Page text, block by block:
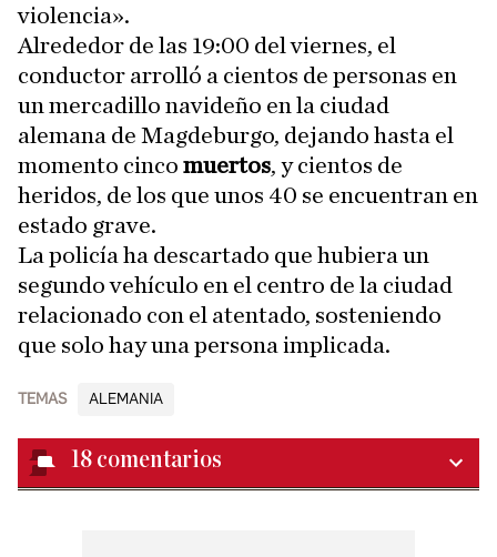
violencia».
Alrededor de las 19:00 del viernes, el
conductor arrolló a cientos de personas en
un mercadillo navideño en la ciudad
alemana de Magdeburgo, dejando hasta el
momento cinco muertos, y cientos de
heridos, de los que unos 40 se encuentran en
estado grave.
La policía ha descartado que hubiera un
segundo vehículo en el centro de la ciudad
relacionado con el atentado, sosteniendo
que solo hay una persona implicada.
TEMAS ALEMANIA
18 comentarios